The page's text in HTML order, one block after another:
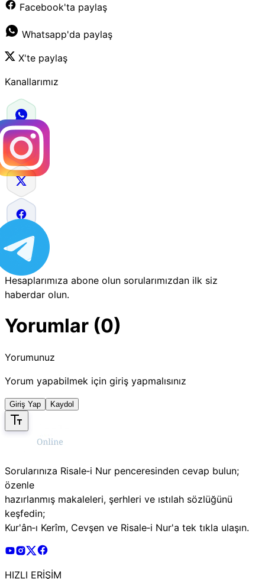
Facebook'ta paylaş
Whatsapp'da paylaş
X'te paylaş
Kanallarımız
Hesaplarımıza abone olun sorularımızdan ilk siz
haberdar olun.
Yorumlar (0)
Yorumunuz
Yorum yapabilmek için giriş yapmalısınız
Giriş Yap Kaydol
Sorularınıza Risale‑i Nur penceresinden cevap bulun;
özenle
hazırlanmış makaleleri, şerhleri ve ıstılah sözlüğünü
keşfedin;
Kur'ân‑ı Kerîm, Cevşen ve Risale‑i Nur'a tek tıkla ulaşın.
Risale Online Youtube Hesabı
Risale Online Instagram Hesabı
Risale Online X Hesabı
HIZLI ERİŞİM